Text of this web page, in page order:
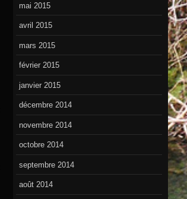
mai 2015
avril 2015
mars 2015
février 2015
janvier 2015
décembre 2014
novembre 2014
octobre 2014
septembre 2014
août 2014